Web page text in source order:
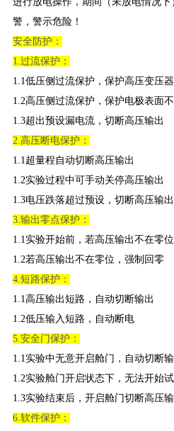
警，警示危险！
安全防护：
1.过流保护：
1.1低压侧过流保护，保护高压变压
1.2高压侧过流保护，保护电极表面
1.3超出预设漏电流，切断高压输出
2.高压断电保护：
1.1超量程自动切断高压输出
1.2实验过程中可手动关停高压输出
1.3电压跌落超过预设，切断高压输出
3.输出零点保护：
1.1实验开始前，若高压输出不在零
1.2若高压输出不在零位，强制回零
4.短路保护：
1.1高压输出短路，自动切断输出
1.2低压输入短路，自动断电
5.安全门保护：
1.1实验中无意开启舱门，自动切断
1.2实验舱门开启状态下，无法开始
1.3实验结束后，开启舱门切断高压
6.软件保护：